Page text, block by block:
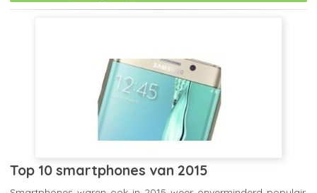
Top 10 smartphones van 2015